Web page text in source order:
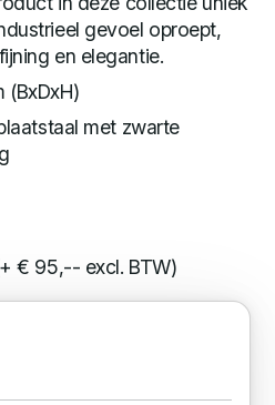
gevoel oproept,
en elegantie.
(BxDxH)
met zwarte
€ 95,-- excl. BTW)